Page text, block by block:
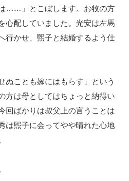
……」とこぼします。お牧の方
心配していました。光安は左馬
行かせ、煕子と結婚するよう仕
ぬことも嫁にはもらす」という
方は母としてはちょっと納得い
回ばかりは叔父上の言うことは
は煕子に会ってやや晴れた心地